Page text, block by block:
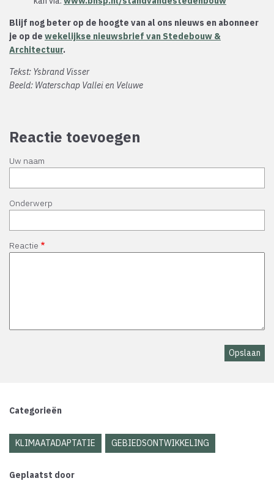
Blijf nog beter op de hoogte van al ons nieuws en abonneer
je op de wekelijkse nieuwsbrief van Stedebouw &
Architectuur.
Tekst: Ysbrand Visser
Beeld: Waterschap Vallei en Veluwe
Reactie toevoegen
Uw naam
Onderwerp
Reactie
Categorieën
KLIMAATADAPTATIE GEBIEDSONTWIKKELING
Geplaatst door